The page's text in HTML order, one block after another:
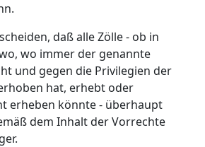
daß alle Zölle - ob in
wo immer der genannte
und gegen die Privilegien der
hat, erhebt oder
erheben könnte - überhaupt
dem Inhalt der Vorrechte